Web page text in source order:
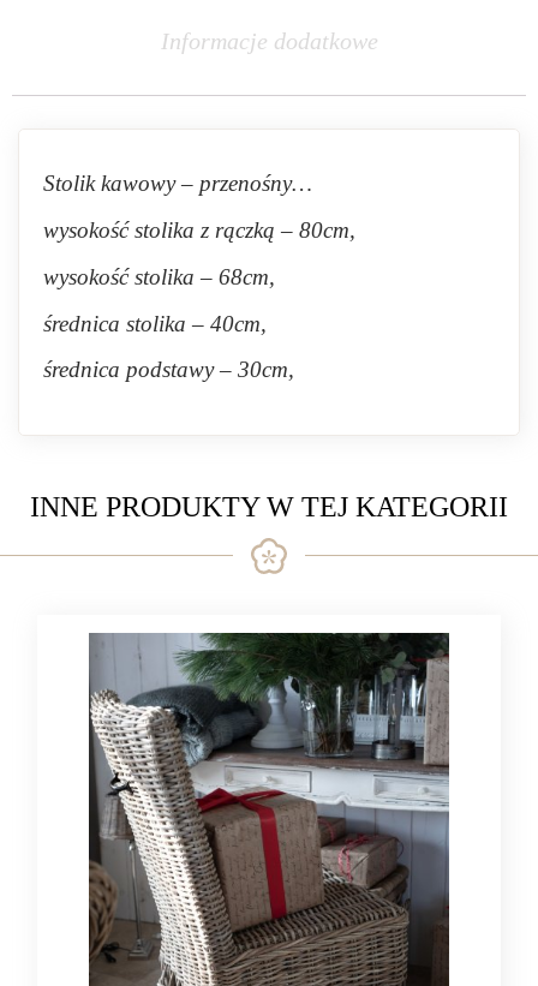
Informacje dodatkowe
Stolik kawowy – przenośny…
wysokość stolika z rączką – 80cm,
wysokość stolika – 68cm,
średnica stolika – 40cm,
średnica podstawy – 30cm,
INNE PRODUKTY W TEJ KATEGORII